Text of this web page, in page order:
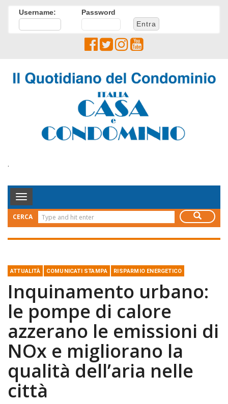
Username: Password
.
Toggle
Navigation
CERCA
ATTUALITÀ COMUNICATI STAMPA RISPARMIO ENERGETICO
Inquinamento urbano:
le pompe di calore
azzerano le emissioni di
NOx e migliorano la
qualità dell’aria nelle
città